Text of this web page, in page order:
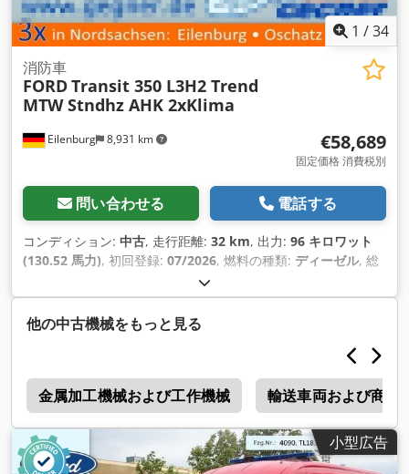
1 /34
Eilenburg 8,931 km
消防車
FORDTransit 350 L3H2 Trend
MTW Stndhz AHK 2xKlima
€58,689
固定価格 消費税別
問い合わせる 電話する
コンディション: 中古, 走行距離: 32 km, 出力: 96 キロワット
(130.52 馬力), 初回登録: 07/2026, 燃料の種類: ディーゼル, 総
, 色:
ク, 座席数:9, 全長:5,981 mm, 全幅:2,533 mm, 全高:2,448
mm, 装備:ABS（アンチロック・ブレーキ・システム）, すす
フィルター, エアコン, セントラルロック, ナビゲーションシス
テム, パーキングヒーター, 電子安定制御プログラム (ESP),
他の中古機械をもっと見る
金属加工機械および工作機械 輸送車両および商用
小型広告